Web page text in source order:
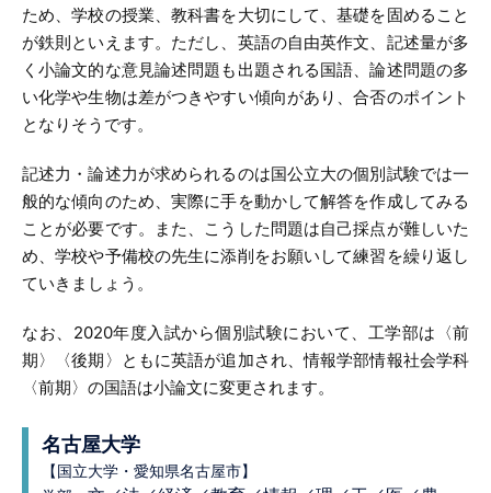
ため、学校の授業、教科書を大切にして、基礎を固めること
が鉄則といえます。ただし、英語の自由英作文、記述量が多
く小論文的な意見論述問題も出題される国語、論述問題の多
い化学や生物は差がつきやすい傾向があり、合否のポイント
となりそうです。
記述力・論述力が求められるのは国公立大の個別試験では一
般的な傾向のため、実際に手を動かして解答を作成してみる
ことが必要です。また、こうした問題は自己採点が難しいた
め、学校や予備校の先生に添削をお願いして練習を繰り返し
ていきましょう。
なお、2020年度入試から個別試験において、工学部は〈前
期〉〈後期〉ともに英語が追加され、情報学部情報社会学科
〈前期〉の国語は小論文に変更されます。
名古屋大学
【国立大学・愛知県名古屋市】